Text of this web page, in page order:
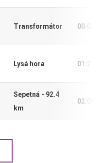
Transformátor
Lysá hora
Sepetná - 92.4
km